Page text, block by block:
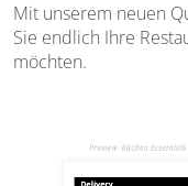
Mit unserem neuen
Sie endlich Ihre
möchten.